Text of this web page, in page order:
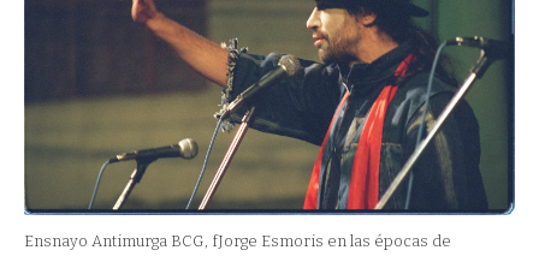
Ensnayo Antimurga BCG, fJorge Esmoris en las épocas de